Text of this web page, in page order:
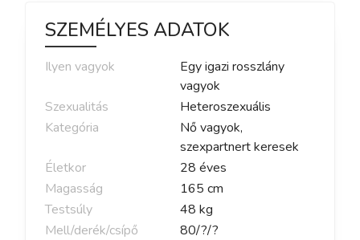
SZEMÉLYES ADATOK
Ilyen vagyok
Egy igazi rosszlány
vagyok
Szexualitás
Heteroszexuális
Kategória
Nő vagyok,
szexpartnert keresek
Életkor
28 éves
Magasság
165 cm
Testsúly
48 kg
Mell/derék/csípő
80/?/?